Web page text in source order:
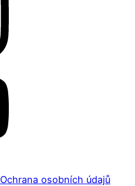
Ochrana osobních údajů